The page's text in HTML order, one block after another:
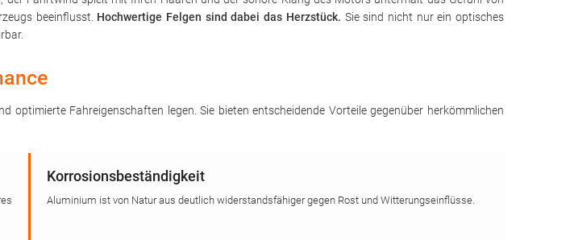
beeinflusst. Hochwertige Felgen sind dabei das Herzstück. Sie sind nicht nur ein optisches
Fahreigenschaften legen. Sie bieten entscheidende Vorteile gegenüber herkömmlichen
Korrosionsbeständigkeit
Aluminium ist von Natur aus deutlich widerstandsfähiger gegen Rost und Witterungseinflüsse.